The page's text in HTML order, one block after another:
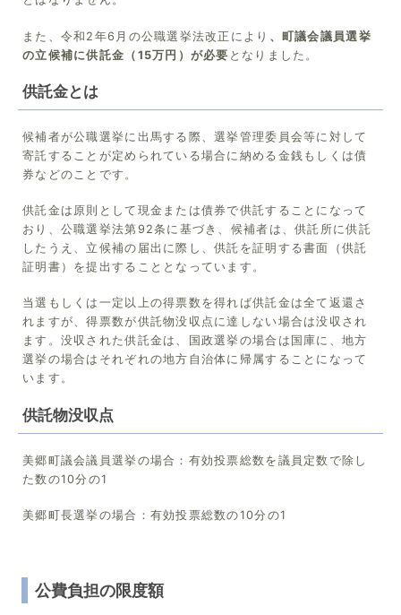
また、令和2年6月の公職選挙法改正により 、町議会議員選挙
の立候補に供託金（15万円）が必要 となりました。
供託金とは
候補者が公職選挙に出馬する際、選挙管理委員会等に対して
寄託することが定められている場合に納める金銭もしくは債
券などのことです。
供託金は原則として現金または債券で供託することになって
おり、公職選挙法第92条に基づき、候補者は、供託所に供託
したうえ、立候補の届出に際し、供託を証明する書面（供託
証明書）を提出することとなっています。
当選もしくは一定以上の得票数を得れば供託金は全て返還さ
れますが、得票数が供託物没収点に達しない場合は没収され
ます。没収された供託金は、国政選挙の場合は国庫に、地方
選挙の場合はそれぞれの地方自治体に帰属することになって
います。
供託物没収点
美郷町議会議員選挙の場合：有効投票総数を議員定数で除し
た数の10分の1
美郷町長選挙の場合：有効投票総数の10分の1
公費負担の限度額